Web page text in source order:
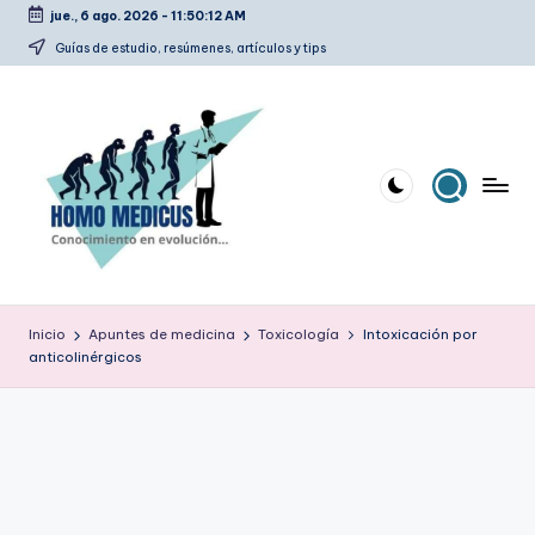
Saltar
jue., 6 ago. 2026 - 11:50:13 AM
Guías de estudio, resúmenes, artículos y tips
o
m
estudio,
Inicio Apuntes de medicina Toxicología
Intoxicación por
anticolinérgicos